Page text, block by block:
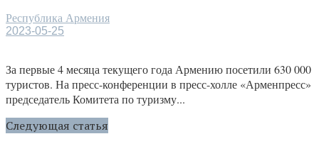
Республика Армения
2023-05-25
За первые 4 месяца текущего года Армению посетили 630 000
туристов. На пресс-конференции в пресс-холле «Арменпресс»
председатель Комитета по туризму...
Следующая статья